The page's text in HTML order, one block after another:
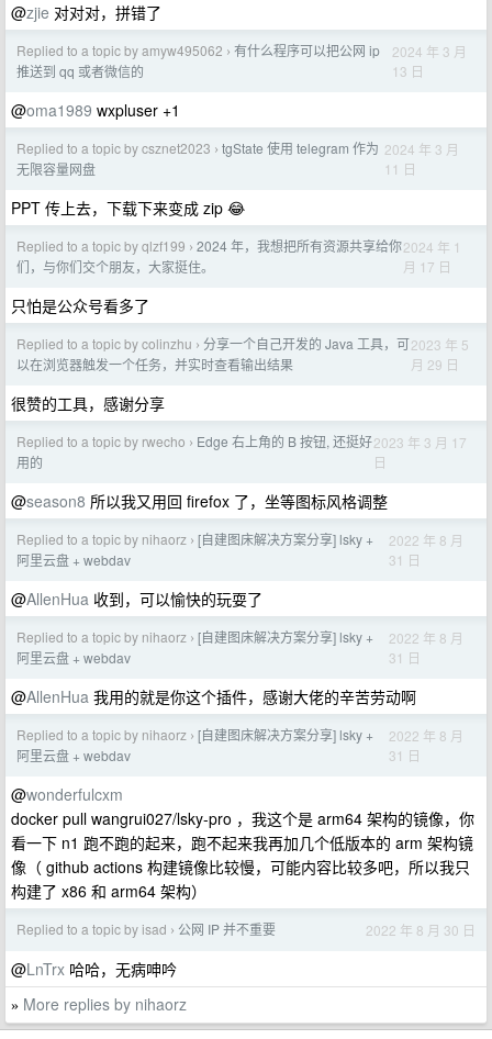
@zjie 对对对，拼错了
Replied to a topic by amyw495062 › 有什么程序可以把公网 ip
推送到 qq 或者微信的
2024 年 3 月
13 日
@oma1989 wxpluser +1
Replied to a topic by csznet2023 › tgState 使用 telegram 作为
无限容量网盘
2024 年 3 月
11 日
PPT 传上去，下载下来变成 zip 😂
Replied to a topic by qlzf199 › 2024 年，我想把所有资源共享给你
们，与你们交个朋友，大家挺住。
2024 年 1
月 17 日
只怕是公众号看多了
Replied to a topic by colinzhu › 分享一个自己开发的 Java 工具，可
以在浏览器触发一个任务，并实时查看输出结果
2023 年 5
月 29 日
很赞的工具，感谢分享
Replied to a topic by rwecho › Edge 右上角的 B 按钮, 还挺好
用的
2023 年 3 月 17
日
@season8 所以我又用回 firefox 了，坐等图标风格调整
Replied to a topic by nihaorz › [自建图床解决方案分享] lsky +
阿里云盘 + webdav
2022 年 8 月
31 日
@AllenHua 收到，可以愉快的玩耍了
Replied to a topic by nihaorz › [自建图床解决方案分享] lsky +
阿里云盘 + webdav
2022 年 8 月
31 日
@AllenHua 我用的就是你这个插件，感谢大佬的辛苦劳动啊
Replied to a topic by nihaorz › [自建图床解决方案分享] lsky +
阿里云盘 + webdav
2022 年 8 月
31 日
@wonderfulcxm
docker pull wangrui027/lsky-pro ，我这个是 arm64 架构的镜像，你
看一下 n1 跑不跑的起来，跑不起来我再加几个低版本的 arm 架构镜
像（ github actions 构建镜像比较慢，可能内容比较多吧，所以我只
构建了 x86 和 arm64 架构）
Replied to a topic by isad › 公网 IP 并不重要 2022 年 8 月 30 日
@LnTrx 哈哈，无病呻吟
» More replies by nihaorz